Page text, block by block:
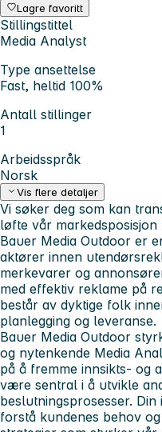
Lagre favoritt
Stillingstittel
Media Analyst
Type ansettelse
Fast, heltid 100%
Antall stillinger
1
Arbeidsspråk
Norsk
Vis flere detaljer
Vi søker deg som kan
løfte vår
Bauer Media Outdoor er
aktører innen
merkevarer og
med effektiv reklame på
består av dyktige folk
planlegging og leveranse.
Bauer Media Outdoor
og nytenkende Media
på å fremme innsikts- og
være sentral i å utvikle
beslutningsprosesser.
forstå kundenes behov